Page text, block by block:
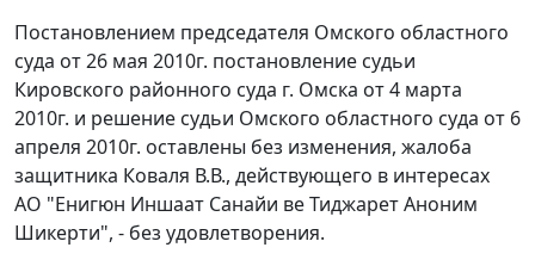
Постановлением председателя Омского областного
суда от 26 мая 2010г. постановление судьи
Кировского районного суда г. Омска от 4 марта
2010г. и решение судьи Омского областного суда от 6
апреля 2010г. оставлены без изменения, жалоба
защитника Коваля В.В., действующего в интересах
АО "Енигюн Иншаат Санайи ве Тиджарет Аноним
Шикерти", - без удовлетворения.